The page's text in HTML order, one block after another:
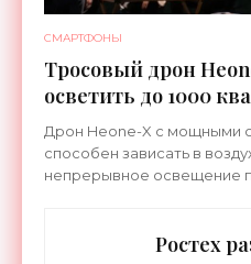
СМАРТФОНЫ
Тросовый дрон
осветить до 1000
земли -
Дрон Heone-X с мощными
способен зависать в
непрерывное освещение
Ростех